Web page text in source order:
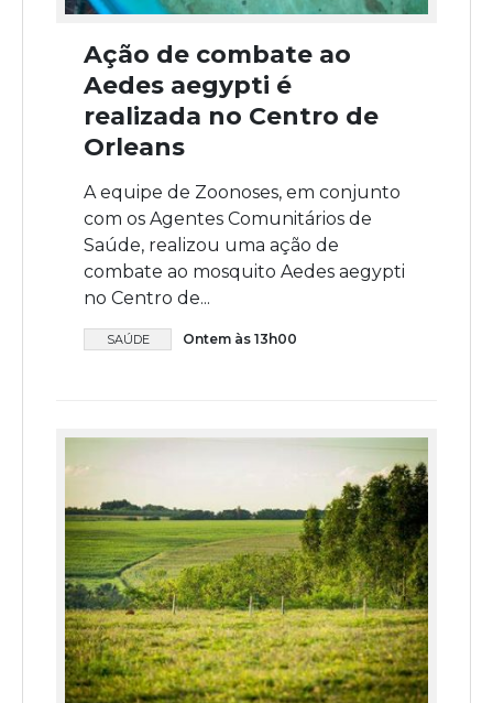
Ação de combate ao
Aedes aegypti é
realizada no Centro de
Orleans
A equipe de Zoonoses, em conjunto
com os Agentes Comunitários de
Saúde, realizou uma ação de
combate ao mosquito Aedes aegypti
no Centro de...
SAÚDE Ontem às 13h00